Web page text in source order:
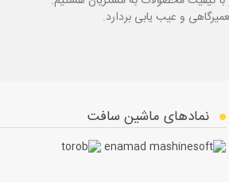
نمادهای ماشین سافت